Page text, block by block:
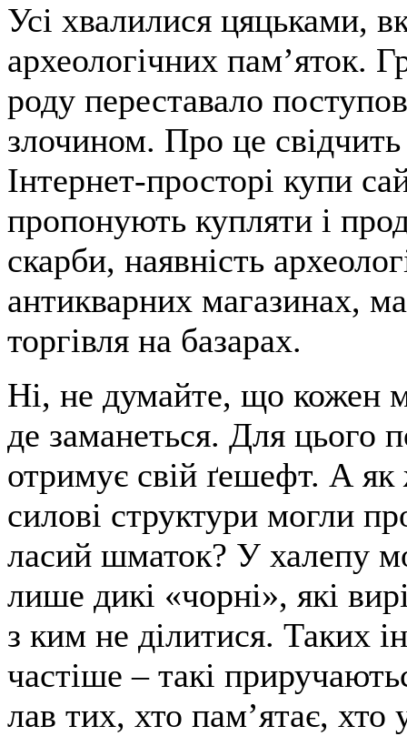
Усі хвалилися цяцьками,
археологічних пам’яток.
роду переставало
злочином. Про це свідчить
Інтернет-просторі купи
пропонують купляти і
скарби, наявність
антикварних магазинах,
торгівля на базарах.
Ні, не думайте, що кожен
де заманеться. Для цього
отримує свій ґешефт. А
силові структури могли
ласий шматок? У халепу
лише дикі «чорні», які
з ким не ділитися. Таких
частіше – такі
лав тих, хто пам’ятає, хто